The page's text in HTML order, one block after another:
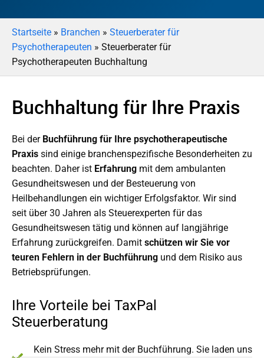
Startseite » Branchen » Steuerberater für
Psychotherapeuten » Steuerberater für
Psychotherapeuten Buchhaltung
Buchhaltung für Ihre Praxis
Bei der Buchführung für Ihre psychotherapeutische
Praxis sind einige branchenspezifische Besonderheiten zu
beachten. Daher ist Erfahrung mit dem ambulanten
Gesundheitswesen und der Besteuerung von
Heilbehandlungen ein wichtiger Erfolgsfaktor. Wir sind
seit über 30 Jahren als Steuerexperten für das
Gesundheitswesen tätig und können auf langjährige
Erfahrung zurückgreifen. Damit schützen wir Sie vor
teuren Fehlern in der Buchführung und dem Risiko aus
Betriebsprüfungen.
Ihre Vorteile bei TaxPal
Steuerberatung
Kein Stress mehr mit der Buchführung. Sie laden uns